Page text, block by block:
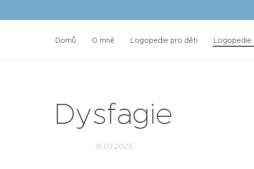
Domů O mně Logopedie pro děti Logopedie
Dysfagie
16.03.2025